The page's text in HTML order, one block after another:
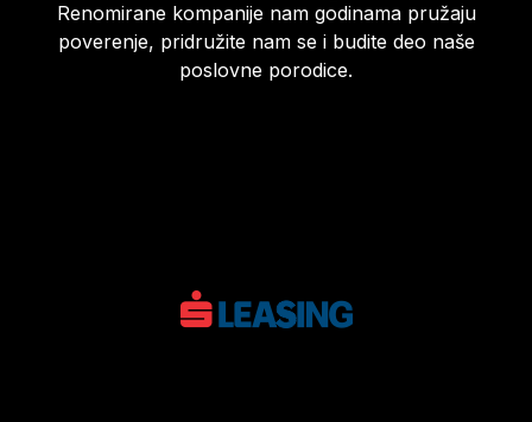
Renomirane kompanije nam godinama pružaju
poverenje, pridružite nam se i budite deo naše
poslovne porodice.